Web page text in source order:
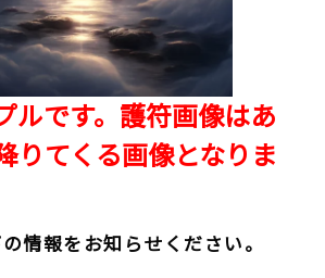
ルです。護符画像はあ
りてくる画像となりま
情報をお知らせください。